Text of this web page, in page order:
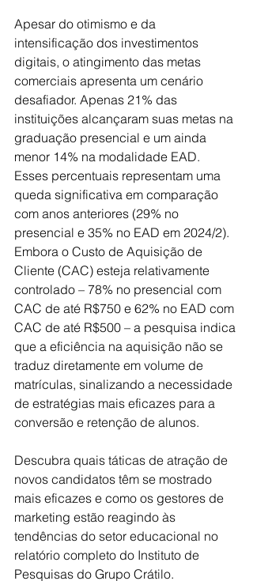
Apesar do otimismo e da
intensificação dos investimentos
digitais, o atingimento das metas
comerciais apresenta um cenário
desafiador. Apenas 21% das
instituições alcançaram suas metas na
graduação presencial e um ainda
menor 14% na modalidade EAD.
Esses percentuais representam uma
queda significativa em comparação
com anos anteriores (29% no
presencial e 35% no EAD em 2024/2).
Embora o Custo de Aquisição de
Cliente (CAC) esteja relativamente
controlado – 78% no presencial com
CAC de até R$750 e 62% no EAD com
CAC de até R$500 – a pesquisa indica
que a eficiência na aquisição não se
traduz diretamente em volume de
matrículas, sinalizando a necessidade
de estratégias mais eficazes para a
conversão e retenção de alunos.
Descubra quais táticas de atração de
novos candidatos têm se mostrado
mais eficazes e como os gestores de
marketing estão reagindo às
tendências do setor educacional no
relatório completo do Instituto de
Pesquisas do Grupo Crátilo.